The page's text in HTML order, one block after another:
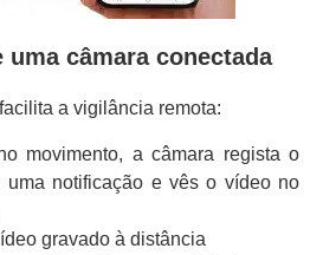
uma câmara conectada
a vigilância remota:
movimento, a câmara regista o
uma notificação e vês o vídeo no
gravado à distância